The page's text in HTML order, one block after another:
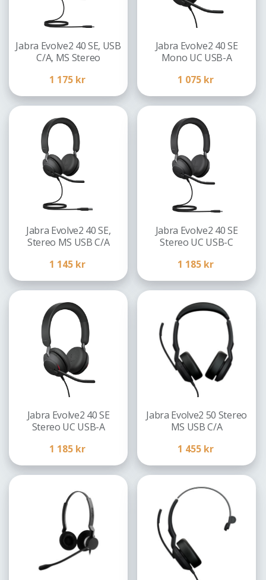
Jabra Evolve2 40 SE, USB
C/A, MS Stereo
1 175 kr
Jabra Evolve2 40 SE
Mono UC USB-A
1 075 kr
Jabra Evolve2 40 SE,
Stereo MS USB C/A
1 145 kr
Jabra Evolve2 40 SE
Stereo UC USB-C
1 185 kr
Jabra Evolve2 40 SE
Stereo UC USB-A
1 185 kr
Jabra Evolve2 50 Stereo
MS USB C/A
1 455 kr